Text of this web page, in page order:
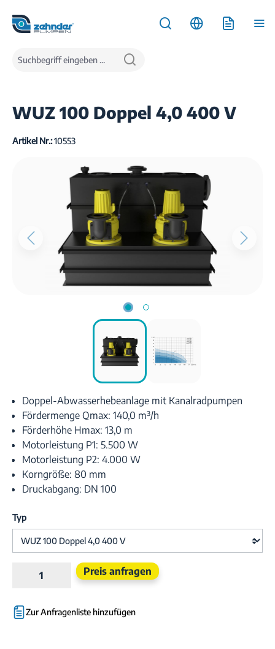
springen
Produkte Wasserentsorgung
Abwasserhebeanlagen
WUZ 100 Doppel 4,0 400 V
Artikel Nr.:10553
Doppel-Abwasserhebeanlage mit Kanalradpumpen
Fördermenge Qmax: 140,0 m³/h
Förderhöhe Hmax: 13,0 m
Motorleistung P1: 5.500 W
Motorleistung P2: 4.000 W
Korngröße: 80 mm
Druckabgang: DN 100
Typ
Produkt Anzahl: Gib den gewünschten
Preis anfragen
Zur Anfragenliste hinzufügen